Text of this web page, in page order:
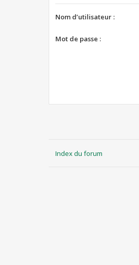
Nom d’utilisateur :
Mot de passe :
Index du forum